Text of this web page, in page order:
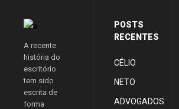
A recente
história do
escritório
tem sido
escrita de
forma
POSTS
RECENTES
CÉLIO
NETO
ADVOGADOS